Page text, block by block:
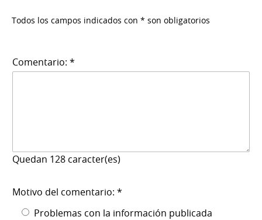
Todos los campos indicados con * son obligatorios
Comentario: *
Quedan 128 caracter(es)
Motivo del comentario: *
Problemas con la información publicada